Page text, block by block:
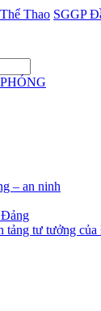
Thao SGGP
– an ninh
tảng tư tưởng